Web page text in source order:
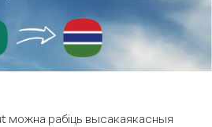
можна рабіць высакаякасныя